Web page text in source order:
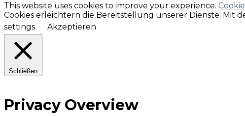
This website uses cookies to improve your experience.
Cookies erleichtern die Bereitstellung unserer Dienste. Mit
settings
Akzeptieren
Schließen
Privacy Overview